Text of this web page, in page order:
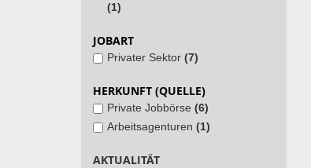
(1)
JOBART
Privater Sektor (7)
HERKUNFT (QUELLE)
Private Jobbörse (6)
Arbeitsagenturen (1)
AKTUALITÄT